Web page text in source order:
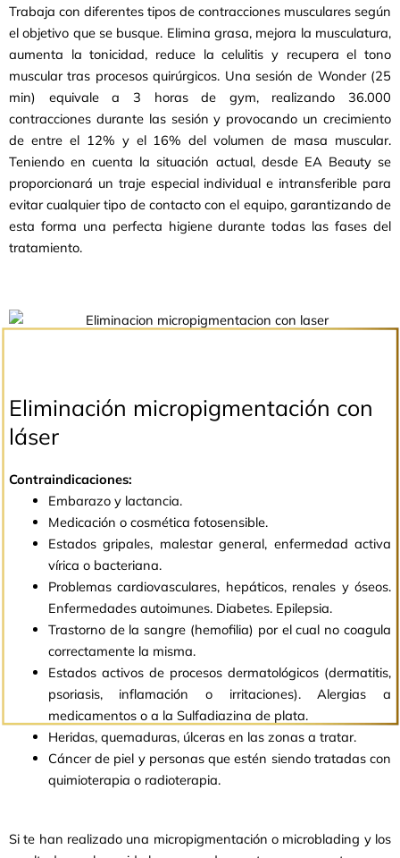
Trabaja con diferentes tipos de contracciones musculares según
el objetivo que se busque. Elimina grasa, mejora la musculatura,
aumenta la tonicidad, reduce la celulitis y recupera el tono
muscular tras procesos quirúrgicos. Una sesión de Wonder (25
min) equivale a 3 horas de gym, realizando 36.000
contracciones durante las sesión y provocando un crecimiento
de entre el 12% y el 16% del volumen de masa muscular.
Teniendo en cuenta la situación actual, desde EA Beauty se
proporcionará un traje especial individual e intransferible para
evitar cualquier tipo de contacto con el equipo, garantizando de
esta forma una perfecta higiene durante todas las fases del
tratamiento.
Eliminación micropigmentación con
láser
Contraindicaciones:
Embarazo y lactancia.
Medicación o cosmética fotosensible.
Estados gripales, malestar general, enfermedad activa
vírica o bacteriana.
Problemas cardiovasculares, hepáticos, renales y óseos.
Enfermedades autoimunes. Diabetes. Epilepsia.
Trastorno de la sangre (hemofilia) por el cual no coagula
correctamente la misma.
Estados activos de procesos dermatológicos (dermatitis,
psoriasis, inflamación o irritaciones). Alergias a
medicamentos o a la Sulfadiazina de plata.
Heridas, quemaduras, úlceras en las zonas a tratar.
Cáncer de piel y personas que estén siendo tratadas con
quimioterapia o radioterapia.
Si te han realizado una micropigmentación o microblading y los